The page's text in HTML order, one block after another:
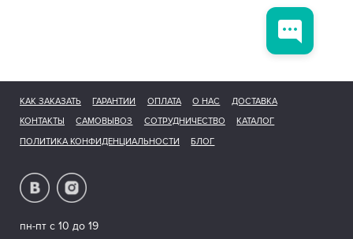
КАК ЗАКАЗАТЬ ГАРАНТИИ ОПЛАТА О НАС
ДОСТАВКА
КОНТАКТЫ
САМОВЫВОЗ СОТРУДНИЧЕСТВО
КАТАЛОГ
ПОЛИТИКА КОНФИДЕНЦИАЛЬНОСТИ
БЛОГ
пн-пт с 10 до 19